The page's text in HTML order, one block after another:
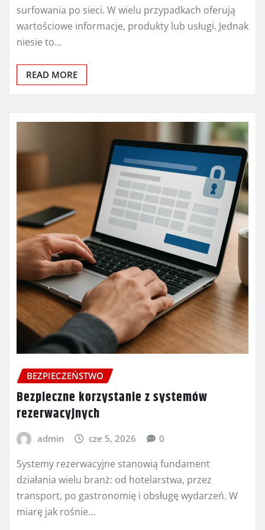
surfowania po sieci. W wielu przypadkach oferują
wartościowe informacje, produkty lub usługi. Jednak
niesie to…
READ MORE
BEZPIECZEŃSTWO
Bezpieczne korzystanie z systemów
rezerwacyjnych
admin cze 5, 2026 0
Systemy rezerwacyjne stanowią fundament
działania wielu branż: od hotelarstwa, przez
transport, po gastronomię i obsługę wydarzeń. W
miarę jak rośnie…